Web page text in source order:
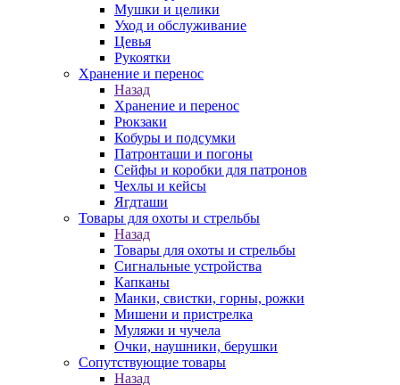
Мушки и целики
Уход и обслуживание
Цевья
Рукоятки
Хранение и перенос
Назад
Хранение и перенос
Рюкзаки
Кобуры и подсумки
Патронташи и погоны
Сейфы и коробки для патронов
Чехлы и кейсы
Ягдташи
Товары для охоты и стрельбы
Назад
Товары для охоты и стрельбы
Сигнальные устройства
Капканы
Манки, свистки, горны, рожки
Мишени и пристрелка
Муляжи и чучела
Очки, наушники, берушки
Сопутствующие товары
Назад